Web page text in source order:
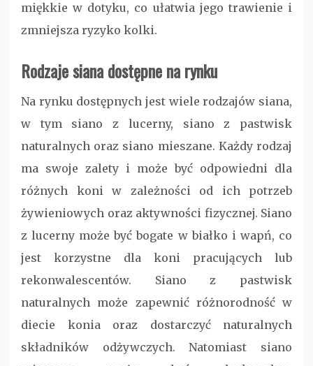
miękkie w dotyku, co ułatwia jego trawienie i
zmniejsza ryzyko kolki.
Rodzaje siana dostępne na rynku
Na rynku dostępnych jest wiele rodzajów siana,
w tym siano z lucerny, siano z pastwisk
naturalnych oraz siano mieszane. Każdy rodzaj
ma swoje zalety i może być odpowiedni dla
różnych koni w zależności od ich potrzeb
żywieniowych oraz aktywności fizycznej. Siano
z lucerny może być bogate w białko i wapń, co
jest korzystne dla koni pracujących lub
rekonwalescentów. Siano z pastwisk
naturalnych może zapewnić różnorodność w
diecie konia oraz dostarczyć naturalnych
składników odżywczych. Natomiast siano